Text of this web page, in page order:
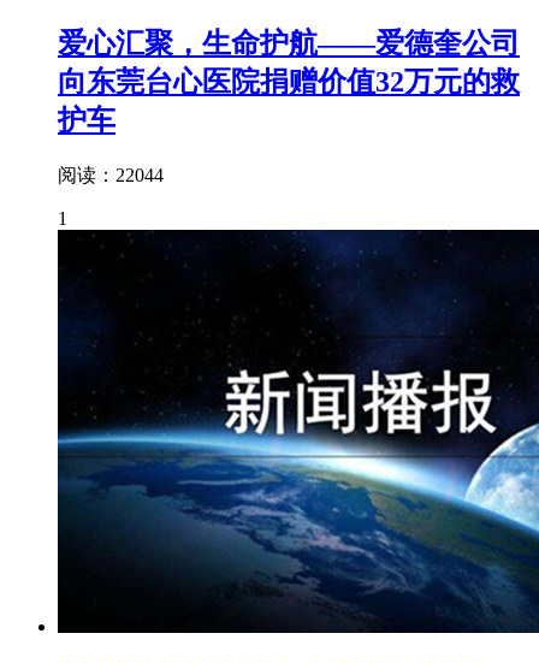
爱心汇聚，生命护航——爱德奎公司
向东莞台心医院捐赠价值32万元的救
护车
阅读：22044
1